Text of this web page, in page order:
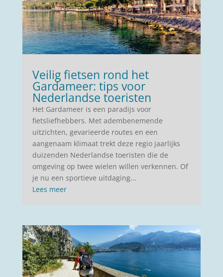
Veilig fietsen rond het
Gardameer: tips voor
Nederlandse toeristen
Het Gardameer is een paradijs voor
fietsliefhebbers. Met adembenemende
uitzichten, gevarieerde routes en een
aangenaam klimaat trekt deze regio jaarlijks
duizenden Nederlandse toeristen die de
omgeving op twee wielen willen verkennen. Of
je nu een sportieve uitdaging...
Lees meer